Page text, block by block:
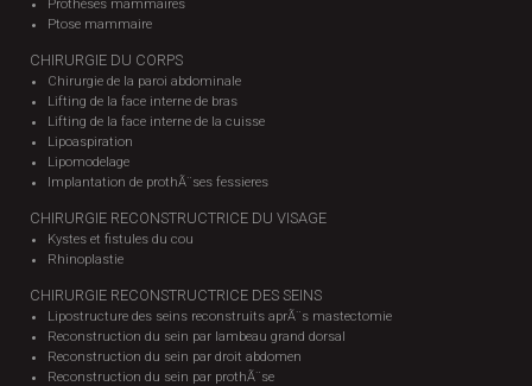
Prothèses mammaires
Ptose mammaire
CHIRURGIE DU CORPS
Chirurgie de la paroi abdominale
Lifting de la face interne de bras
Lifting de la face interne de la cuisse
Lipoaspiration
Lipomodelage
Implantation de prothÃ¨ses fessieres
CHIRURGIE RECONSTRUCTRICE DU VISAGE
Kystes et fistules du cou
Rhinoplastie
CHIRURGIE RECONSTRUCTRICE DES SEINS
Lipostructure des seins reconstruits aprÃ¨s mastectomie
Reconstruction du sein par lambeau grand dorsal
Reconstruction du sein par droit abdomen
Reconstruction du sein par prothÃ¨se